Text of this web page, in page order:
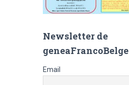
Newsletter de
geneaFrancoBelge
Email